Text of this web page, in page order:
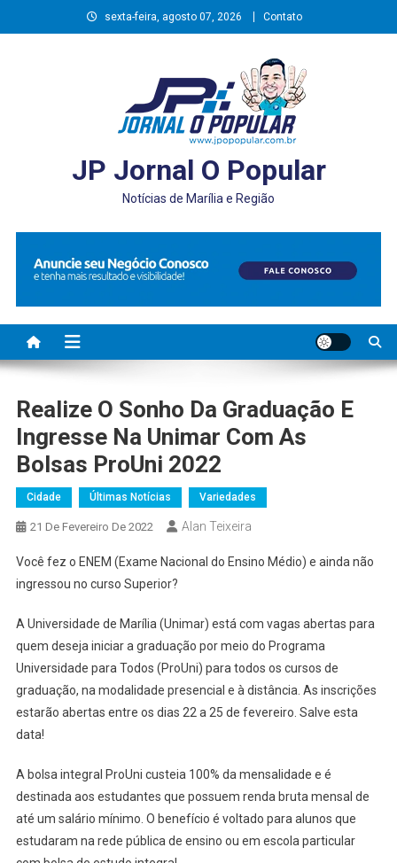
to
sexta-feira, agosto 07, 2026 Contato
JP Jornal O Popular
Notícias de Marília e Região
Realize O Sonho Da Graduação E
Ingresse Na Unimar Com As
Bolsas ProUni 2022
Cidade Últimas Notícias Variedades
21 De Fevereiro De 2022 Alan Teixeira
Você fez o ENEM (Exame Nacional do Ensino Médio) e ainda não
ingressou no curso Superior?
A Universidade de Marília (Unimar) está com vagas abertas para
quem deseja iniciar a graduação por meio do Programa
Universidade para Todos (ProUni) para todos os cursos de
graduação, na modalidade presencial e à distância. As inscrições
estarão abertas entre os dias 22 a 25 de fevereiro. Salve esta
data!
A bolsa integral ProUni custeia 100% da mensalidade e é
destinada aos estudantes que possuem renda bruta mensal de
até um salário mínimo. O benefício é voltado para alunos que
estudaram na rede pública de ensino ou em escola particular